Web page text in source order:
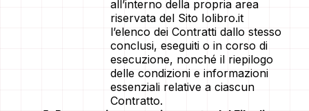
all’interno della propria area
riservata del Sito Iolibro.it
l’elenco dei Contratti dallo stesso
conclusi, eseguiti o in corso di
esecuzione, nonché il riepilogo
delle condizioni e informazioni
essenziali relative a ciascun
Contratto.